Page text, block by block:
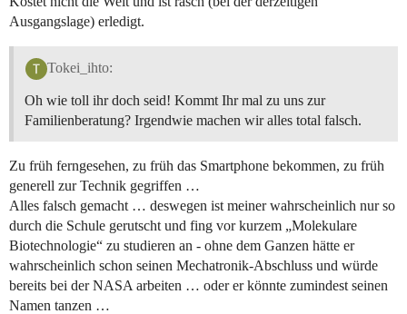
Ausgangslage) erledigt.
Tokei_ihto:
Oh wie toll ihr doch seid! Kommt Ihr mal zu uns zur
Familienberatung? Irgendwie machen wir alles total falsch.
Zu früh ferngesehen, zu früh das Smartphone bekommen, zu früh
generell zur Technik gegriffen …
Alles falsch gemacht … deswegen ist meiner wahrscheinlich nur so
durch die Schule gerutscht und fing vor kurzem „Molekulare
Biotechnologie“ zu studieren an - ohne dem Ganzen hätte er
wahrscheinlich schon seinen Mechatronik-Abschluss und würde
bereits bei der NASA arbeiten … oder er könnte zumindest seinen
Namen tanzen …